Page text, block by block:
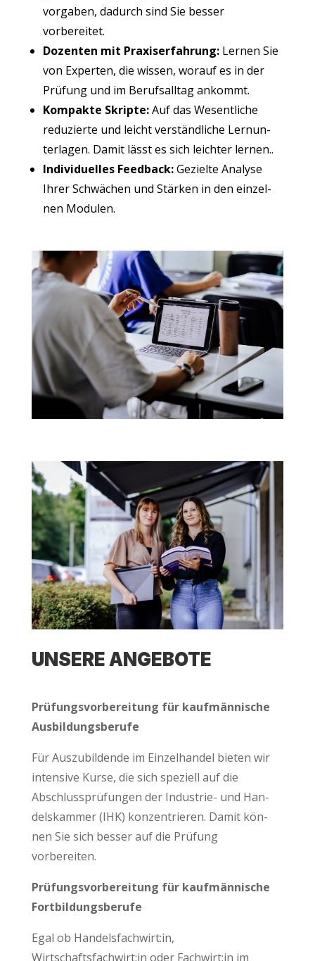
vor­ga­ben, dadurch sind Sie bes­ser
vorbereitet.
Dozen­ten mit Pra­xis­er­fah­rung:Ler­nen Sie
von Exper­ten, die wis­sen, wor­auf es in der
Prü­fung und im Berufs­all­tag ankommt.
Kom­pak­te Skrip­te:Auf das Wesent­li­che
redu­zier­te und leicht ver­ständ­li­che Lern­un­
ter­la­gen. Damit lässt es sich leich­ter lernen..
Indi­vi­du­el­les Feed­back:Geziel­te Ana­ly­se
Ihrer Schwä­chen und Stär­ken in den ein­zel­
nen Modulen.
UNSE­RE ANGEBOTE
Prü­fungs­vor­be­rei­tung für kauf­män­ni­sche
Ausbildungsberufe
Für Aus­zu­bil­den­de im Ein­zel­han­del bie­ten wir
inten­si­ve Kur­se, die sich spe­zi­ell auf die
Abschluss­prü­fun­gen der Indus­trie- und Han­
dels­kam­mer (IHK) kon­zen­trie­ren. Damit kön­
nen Sie sich bes­ser auf die Prü­fung
vorbereiten.
Prü­fungs­vor­be­rei­tung für kauf­män­ni­sche
Fortbildungsberufe
Egal ob Handelsfachwirt:in,
Wirtschaftsfachwirt:in oder Fachwirt:in im